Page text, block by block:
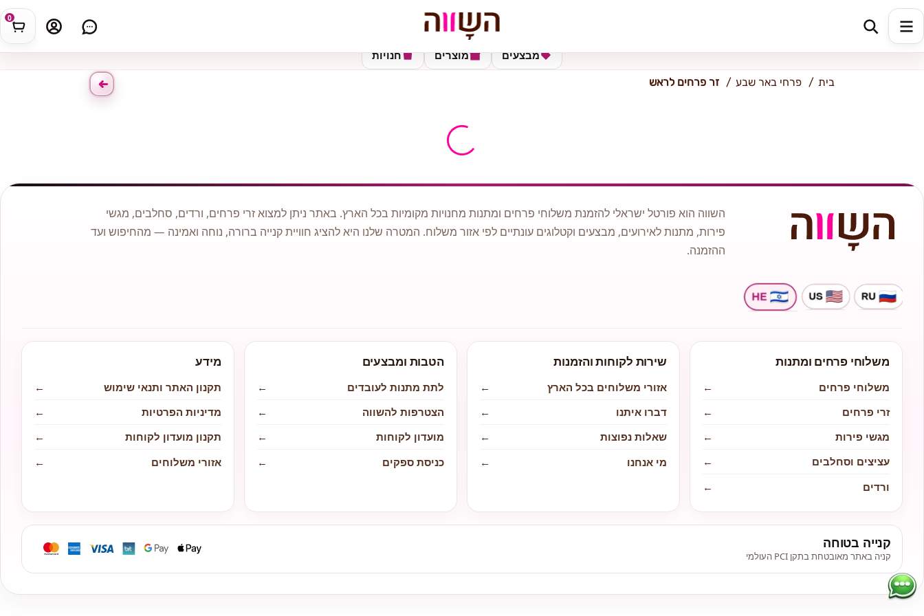
0 כתובת למשלוח
חנויות מוצרים מבצעים
בית פרחי באר שבע זר פרחים לראש
השווה הוא פורטל ישראלי להזמנת משלוחי פרחים ומתנות מחנויות מקומיות בכל הארץ. באתר ניתן למצוא זרי פרחים, ורדים, סחלבים, מגשי
פירות, מתנות לאירועים, מבצעים וקטלוגים עונתיים לפי אזור משלוח. המטרה שלנו היא להציג חוויית קנייה ברורה, נוחה ואמינה — מהחיפוש ועד
ההזמנה.
משלוחי פרחים ומתנות
משלוחי פרחים
←
זרי פרחים
←
מגשי פירות
←
עציצים וסחלבים
←
ורדים
←
שירות לקוחות והזמנות
אזורי משלוחים בכל הארץ
←
דברו איתנו
←
שאלות נפוצות
←
מי אנחנו
←
הטבות ומבצעים
לתת מתנות לעובדים
←
הצטרפות להשווה
←
מועדון לקוחות
←
כניסת ספקים
←
מידע
תקנון האתר ותנאי שימוש
←
מדיניות הפרטיות
←
תקנון מועדון לקוחות
←
אזורי משלוחים
←
קנייה בטוחה
קניה באתר מאובטחת בתקן PCI העולמי